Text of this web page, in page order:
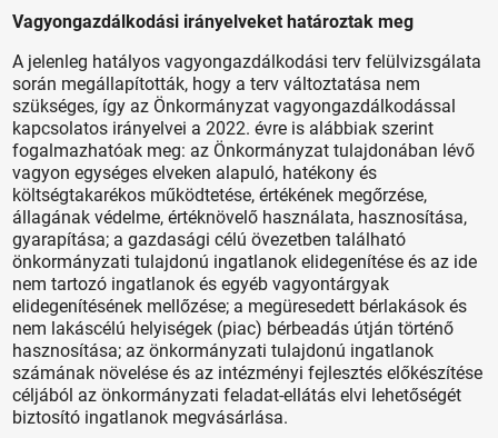
Vagyongazdálkodási irányelveket határoztak meg
A jelenleg hatályos vagyongazdálkodási terv felülvizsgálata
során megállapították, hogy a terv változtatása nem
szükséges, így az Önkormányzat vagyongazdálkodással
kapcsolatos irányelvei a 2022. évre is alábbiak szerint
fogalmazhatóak meg: az Önkormányzat tulajdonában lévő
vagyon egységes elveken alapuló, hatékony és
költségtakarékos működtetése, értékének megőrzése,
állagának védelme, értéknövelő használata, hasznosítása,
gyarapítása; a gazdasági célú övezetben található
önkormányzati tulajdonú ingatlanok elidegenítése és az ide
nem tartozó ingatlanok és egyéb vagyontárgyak
elidegenítésének mellőzése; a megüresedett bérlakások és
nem lakáscélú helyiségek (piac) bérbeadás útján történő
hasznosítása; az önkormányzati tulajdonú ingatlanok
számának növelése és az intézményi fejlesztés előkészítése
céljából az önkormányzati feladat-ellátás elvi lehetőségét
biztosító ingatlanok megvásárlása.